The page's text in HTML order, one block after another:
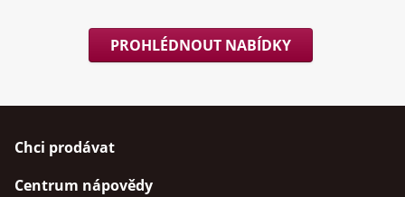
PROHLÉDNOUT NABÍDKY
Chci prodávat
Centrum nápovědy